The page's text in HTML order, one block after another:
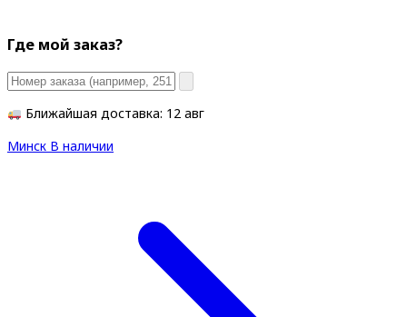
Где мой заказ?
Ближайшая доставка: 12 авг
Минск В наличии